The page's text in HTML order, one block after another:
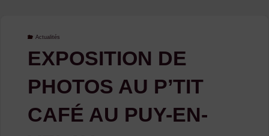
Actualités
EXPOSITION DE
PHOTOS AU P’TIT
CAFÉ AU PUY-EN-